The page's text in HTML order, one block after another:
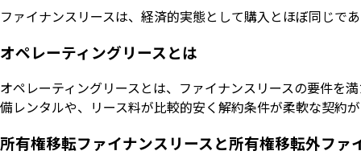
ファイナンスリースは、経済的実態として購入とほぼ同じで
オペレーティングリースとは
オペレーティングリースとは、ファイナンスリースの要件を
備レンタルや、リース料が比較的安く解約条件が柔軟な契約
所有権移転ファイナンスリースと所有権移転外ファ